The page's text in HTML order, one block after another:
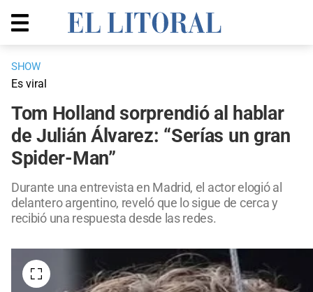
SHOW
Es viral
Tom Holland sorprendió al hablar
de Julián Álvarez: “Serías un gran
Spider-Man”
Durante una entrevista en Madrid, el actor elogió al
delantero argentino, reveló que lo sigue de cerca y
recibió una respuesta desde las redes.